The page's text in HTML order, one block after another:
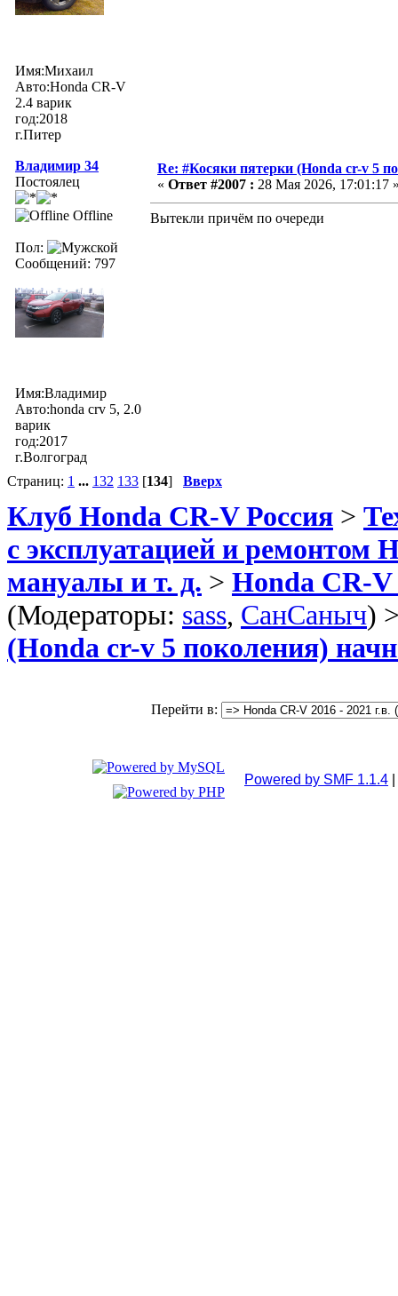
Имя:Михаил
Авто:Honda CR-V
2.4 варик
год:2018
г.Питер
Владимир 34
Постоялец
Offline
Пол:
Сообщений: 797
Имя:Владимир
Авто:honda crv 5, 2.0
варик
год:2017
г.Волгоград
Re: #Косяки пятерки (Honda cr-v 5
« Ответ #2007 : 28 Мая 2026, 17:01:17
Вытекли причём по очереди
Страниц: 1 ... 132 133 [134] Вверх
Клуб Honda CR-V Россия >
с эксплуатацией и ремонтом
мануалы и т. д. > Honda CR-V
(Модераторы: sass, СанСаныч)
(Honda cr-v 5 поколения)
Перейти в:
Powered by SMF 1.1.4